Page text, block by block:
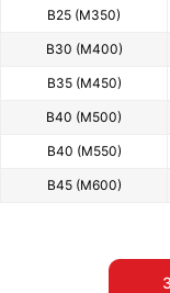
В25 (М350)
В30 (М400)
В35 (М450)
В40 (М500)
В40 (М550)
В45 (М600)